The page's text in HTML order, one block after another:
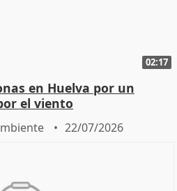
02:17
en Huelva por un
el viento
22/07/2026